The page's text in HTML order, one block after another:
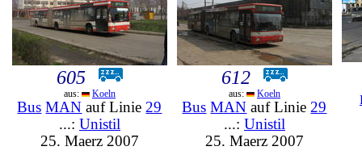
605
aus: Koeln
Bus MAN auf Linie29
...: Unistil
25. Maerz 2007
612
aus: Koeln
Bus MAN auf Linie29
...: Unistil
25. Maerz 2007